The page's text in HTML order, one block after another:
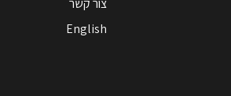
צור קשר
English